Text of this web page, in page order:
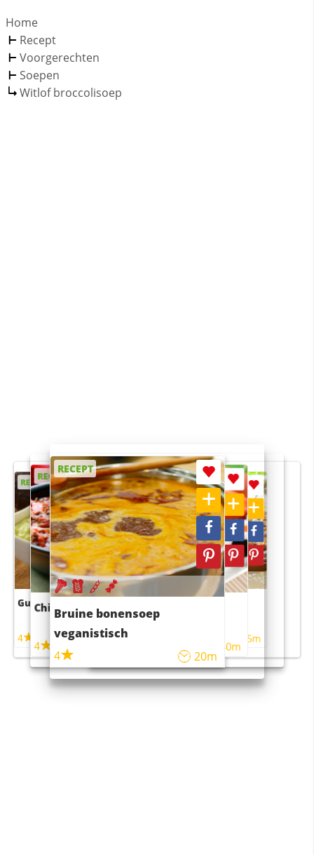
Home
Recept
Voorgerechten
Soepen
Witlof broccolisoep
RECEPT
Guacamole
4
RECEPT
Chili con carne
4 45m
RECEPT
Bruine bonensoep
veganistisch
4
20m
RECEPT
Sushi rijstsalade
maaltijdsalade
40m
RECEPT
4 55m